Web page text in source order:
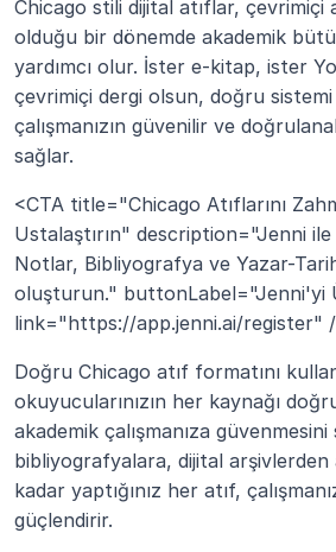
Chicago stili dijital atıflar, çevrimiçi
olduğu bir dönemde akademik
yardımcı olur. İster e-kitap, ister
çevrimiçi dergi olsun, doğru
çalışmanızın güvenilir ve
sağlar.
<CTA title="Chicago Atıflarını
Ustalaştırın" description="Jenni
Notlar, Bibliyografya ve Yazar-
oluşturun." buttonLabel="Jenni'yi
link="https://app.jenni.ai/register"
Doğru Chicago atıf formatını
okuyucularınızın her kaynağı
akademik çalışmanıza
bibliyografyalara, dijital arşivlerden
kadar yaptığınız her atıf,
güçlendirir.